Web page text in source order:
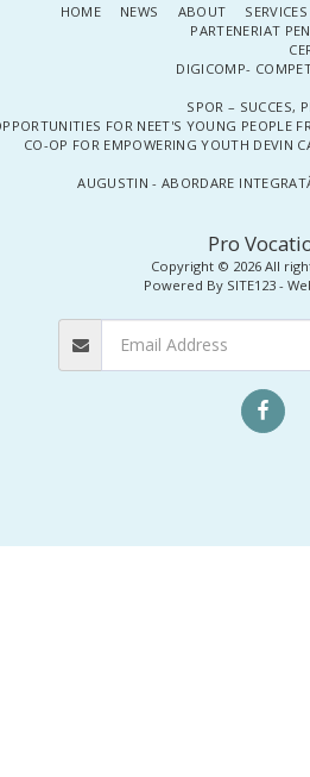
Pro
Copyright © 2026 All
Powered By SITE123 -
HOME NEWS ABOUT SERVICES
PARTENERIAT
DIGICOMP-
SPOR – SUCCES,
FOR NEET'S YOUNG PEOPLE
CO-OP FOR EMPOWERING YOUTH DEVIN
AUGUSTIN - ABORDARE